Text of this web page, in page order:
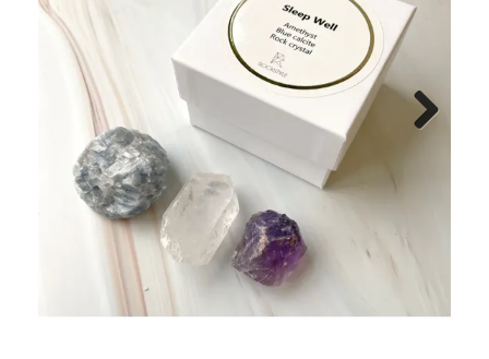
Voeding
Huis & Gezelligheid
Evenementen